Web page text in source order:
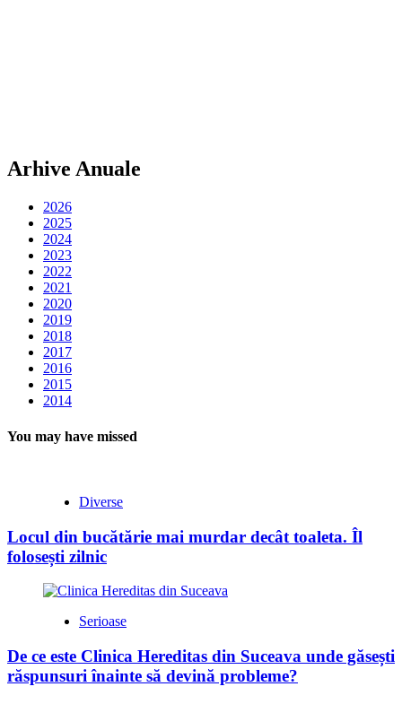
Arhive Anuale
2026
2025
2024
2023
2022
2021
2020
2019
2018
2017
2016
2015
2014
You may have missed
Diverse
Locul din bucătărie mai murdar decât toaleta. Îl
folosești zilnic
Serioase
De ce este Clinica Hereditas din Suceava unde găsești
răspunsuri înainte să devină probleme?